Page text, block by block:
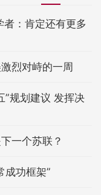
烈对峙的一周
”规划建议 发挥决
一个苏联？
成功框架”